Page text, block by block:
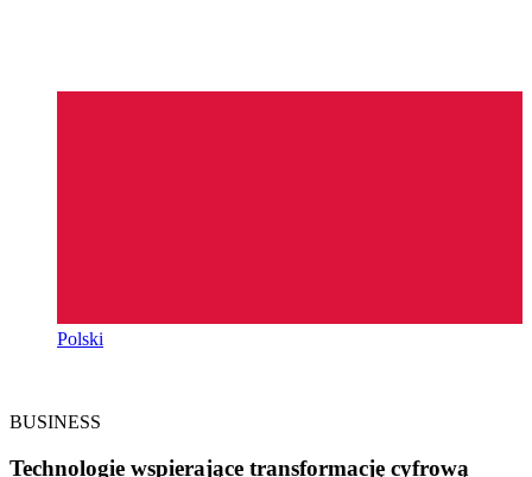
Polski
BUSINESS
Technologie wspierające transformację cyfrową